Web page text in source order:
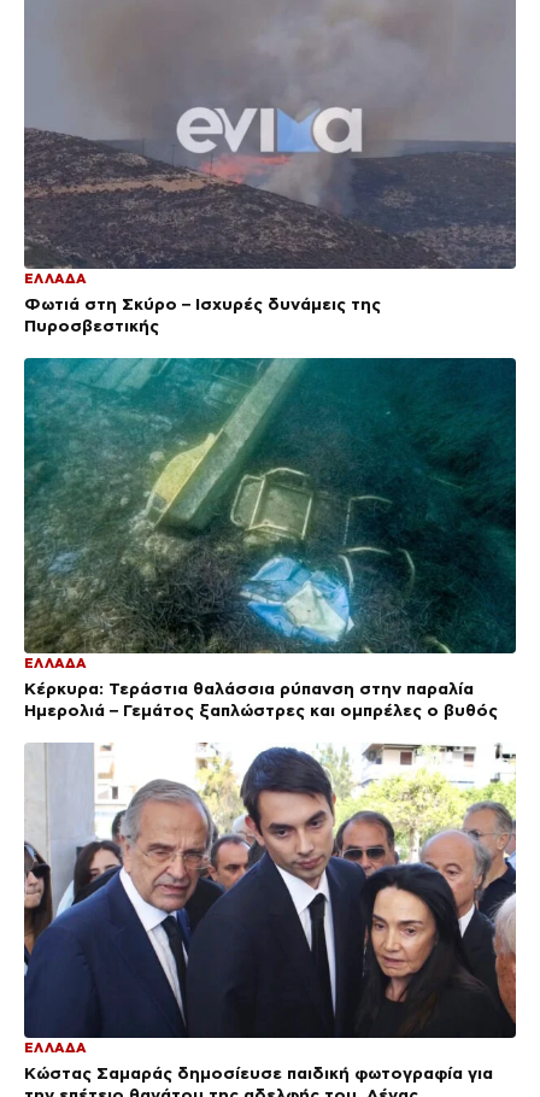
ΕΛΛΑΔΑ
Φωτιά στη Σκύρο – Ισχυρές δυνάμεις της
Πυροσβεστικής
ΕΛΛΑΔΑ
Κέρκυρα: Τεράστια θαλάσσια ρύπανση στην παραλία
Ημερολιά – Γεμάτος ξαπλώστρες και ομπρέλες ο βυθός
ΕΛΛΑΔΑ
Κώστας Σαμαράς δημοσίευσε παιδική φωτογραφία για